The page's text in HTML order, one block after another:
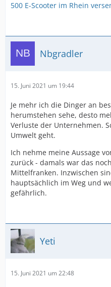
500 E-Scooter im Rhein
Nbgradler
15. Juni 2021 um 19:44
Je mehr ich die Dinger an
herumstehen sehe, desto
Verluste der Unternehmen.
Umwelt geht.
Ich nehme meine Aussage
zurück - damals war das
Mittelfranken. Inzwischen
hauptsächlich im Weg und
gefährlich.
Yeti
15. Juni 2021 um 22:48